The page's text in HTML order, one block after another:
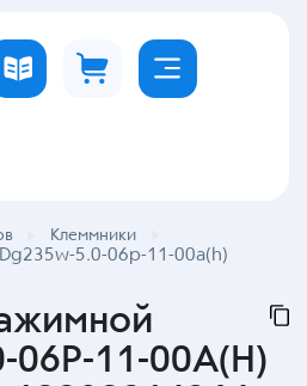
Клеммники
Dg235w-5.0-06p-11-00a(h)
06P-11-00A(H)